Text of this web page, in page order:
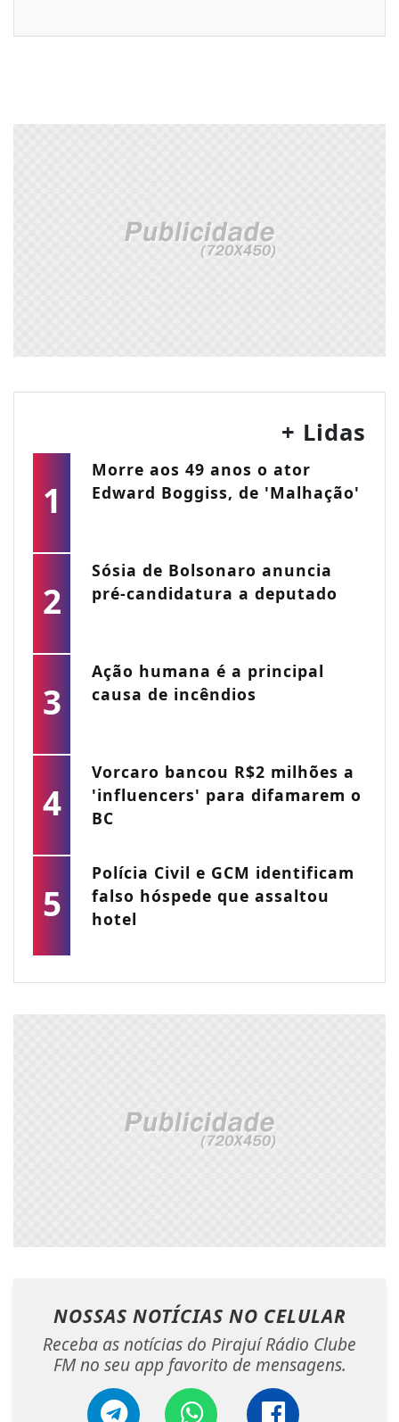
+ Lidas
1
Morre aos 49 anos o ator
Edward Boggiss, de 'Malhação'
2
Sósia de Bolsonaro anuncia
pré-candidatura a deputado
3
Ação humana é a principal
causa de incêndios
4
Vorcaro bancou R$2 milhões a
'influencers' para difamarem o
BC
5
Polícia Civil e GCM identificam
falso hóspede que assaltou
hotel
NOSSAS NOTÍCIAS NO CELULAR
Receba as notícias do Pirajuí Rádio Clube
FM no seu app favorito de mensagens.